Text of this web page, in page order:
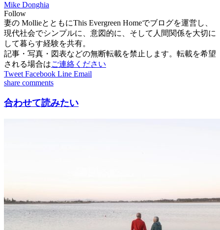
Mike Donghia
Follow
妻の MollieとともにThis Evergreen Homeでブログを運営し、
現代社会でシンプルに、意図的に、そして人間関係を大切に
して暮らす経験を共有。
記事・写真・図表などの無断転載を禁止します。転載を希望
される場合はご連絡ください
Tweet Facebook Line Email
share comments
合わせて読みたい